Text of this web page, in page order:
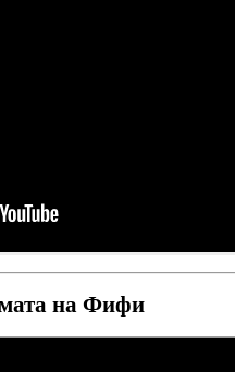
на Фифи